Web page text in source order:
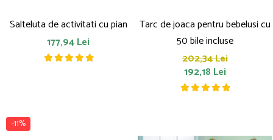
Salteluta de activitati cu pian
177,94 Lei
Tarc de joaca pentru bebelusi cu
50 bile incluse
202,34 Lei
192,18 Lei
-11%